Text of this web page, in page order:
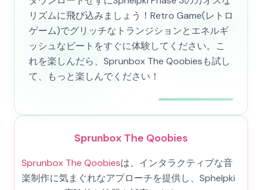
リズムに飛び込みましょう！Retro Game(レトロ
ゲーム)でグリッチなトランジションとエネルギ
ッシュなビートをすぐに体験してください。こ
れを楽しんだら、Sprunbox The Qoobiesも試し
て、もっと楽しんでください！
Sprunbox The Qoobies
Sprunbox The Qoobiesは、インタラクティブな音
楽制作に気まぐれなアプローチを提供し、Sphelpki